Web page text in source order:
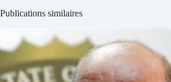
Publications similaires